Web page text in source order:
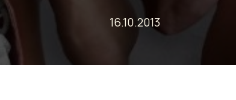
16.10.2013